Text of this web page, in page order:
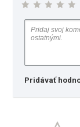
Pridávať